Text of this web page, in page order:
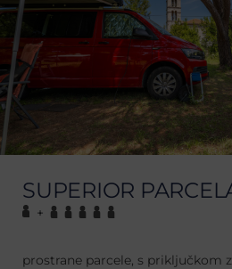
SUPERIOR
+
prostrane parcele, s priključkom